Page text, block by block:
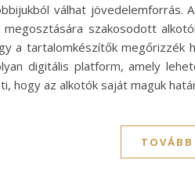
válhat jövedelemforrás.
szakosodott
a tartalomkészítők megőrizzék
digitális platform, amely
hogy az alkotók saját maguk
TOVÁBB